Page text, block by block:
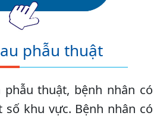
phẫu thuật
thuật, bệnh nhân có
khu vực. Bệnh nhân có